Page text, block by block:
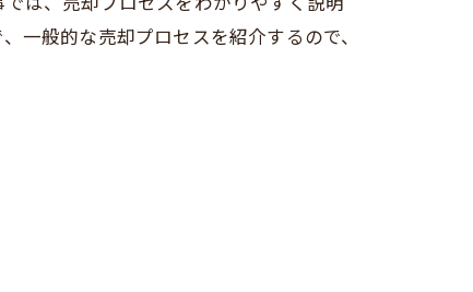
一般的な売却プロセスを紹介するので、